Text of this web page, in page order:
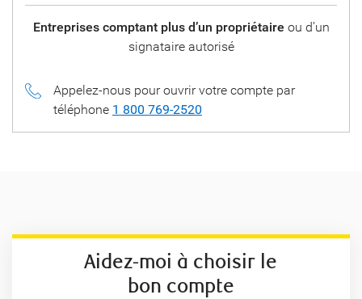
Entreprises comptant plus d’un propriétaire ou d’un
signataire autorisé
Appelez-nous pour ouvrir votre compte par
téléphone 1 800 769-2520
Aidez-moi à choisir le
bon compte